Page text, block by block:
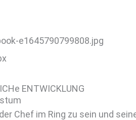
ENTWICKLUNG
Chef im Ring zu sein und